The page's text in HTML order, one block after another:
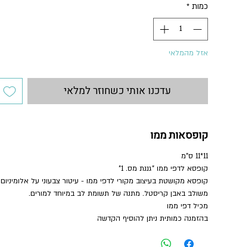
כמות *
אזל מהמלאי
עדכנו אותי כשחוזר למלאי
קופסאות ממו
11*11 ס"מ
קופסא לדפי ממו "גננת מס. 1"
קופסא מקושטת בעיצוב מקורי לדפי ממו - עיטור צבעוני על אלומיניום
משולב באבן קריסטל. מתנה של תשומת לב במיוחד למורים.
מכיל דפי ממו
בהזמנה כמותית ניתן להוסיף הקדשה